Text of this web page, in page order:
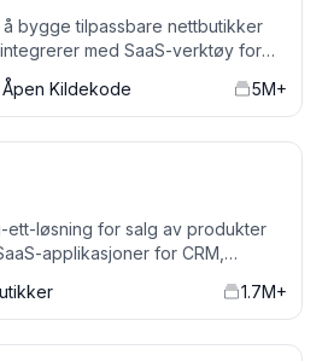
bygge tilpassbare nettbutikker
med SaaS-verktøy for
automatisering.
Kildekode 5M+
ett-løsning for salg av produkter
applikasjoner for CRM,
1.7M+